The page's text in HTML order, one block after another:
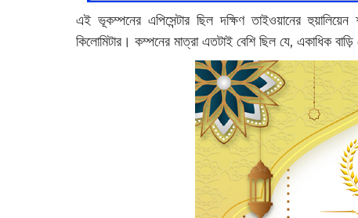
এই ভূকম্পনের এপিসেন্টার ছিল দক্ষিণ তাইওয়ানের
কিলোমিটার। কম্পনের মাত্রা এতটাই বেশি ছিল যে, একাধিক